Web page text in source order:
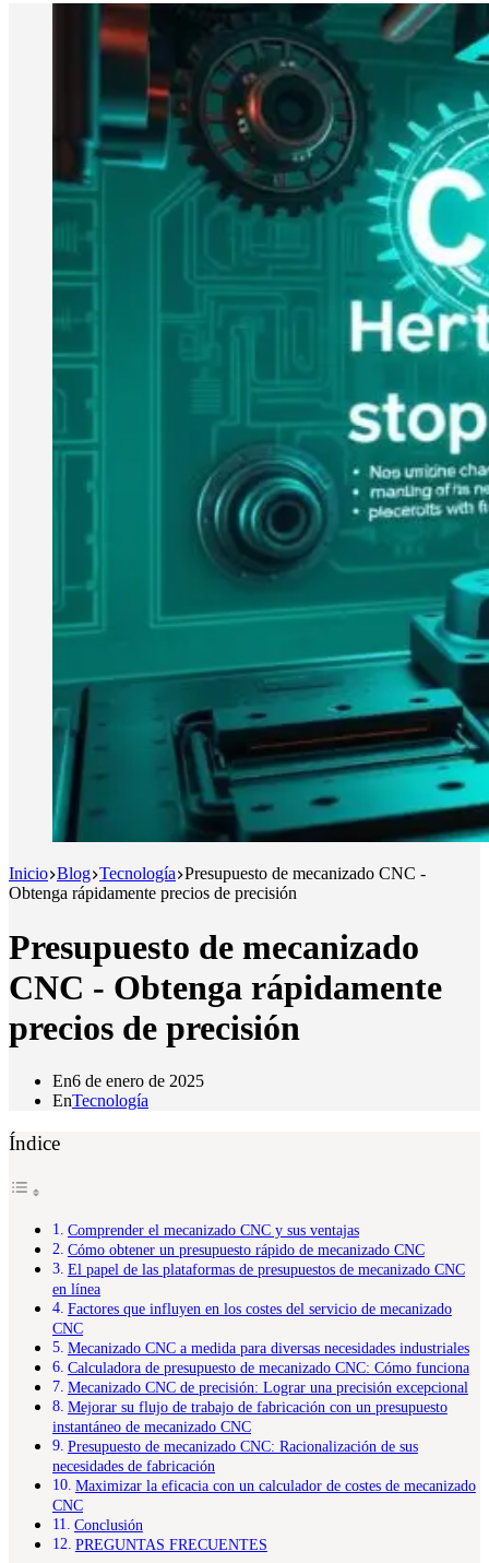
Inicio Blog Tecnología Presupuesto de mecanizado CNC -
Obtenga rápidamente precios de precisión
Presupuesto de mecanizado
CNC - Obtenga rápidamente
precios de precisión
En6 de enero de 2025
EnTecnología
Índice
Comprender el mecanizado CNC y sus ventajas
Cómo obtener un presupuesto rápido de mecanizado CNC
El papel de las plataformas de presupuestos de mecanizado CNC
en línea
Factores que influyen en los costes del servicio de mecanizado
CNC
Mecanizado CNC a medida para diversas necesidades industriales
Calculadora de presupuesto de mecanizado CNC: Cómo funciona
Mecanizado CNC de precisión: Lograr una precisión excepcional
Mejorar su flujo de trabajo de fabricación con un presupuesto
instantáneo de mecanizado CNC
Presupuesto de mecanizado CNC: Racionalización de sus
necesidades de fabricación
Maximizar la eficacia con un calculador de costes de mecanizado
CNC
Conclusión
PREGUNTAS FRECUENTES